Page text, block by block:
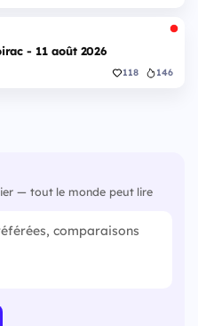
- 11 août 2026
118 146
— tout le monde peut lire